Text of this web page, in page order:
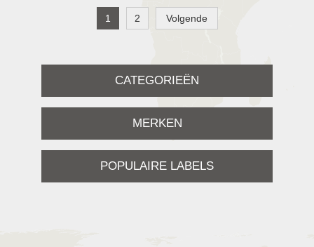
1 2 Volgende
CATEGORIEËN
MERKEN
POPULAIRE LABELS